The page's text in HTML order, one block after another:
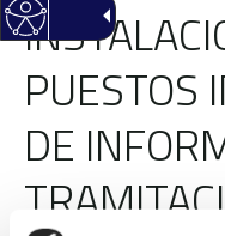
PUESTOS
DE